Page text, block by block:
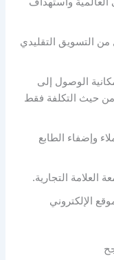
واستهداف
من التسويق التقليدي
الوصول إلى
حيث التكلفة فقط
وإضفاء الطابع
العلامة التجارية.
الإلكتروني